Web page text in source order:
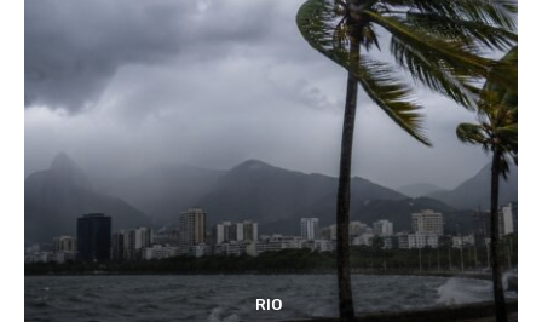
RIO